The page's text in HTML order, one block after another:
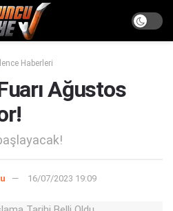
Haberleri
Ağustos
16/07/2023 19:09